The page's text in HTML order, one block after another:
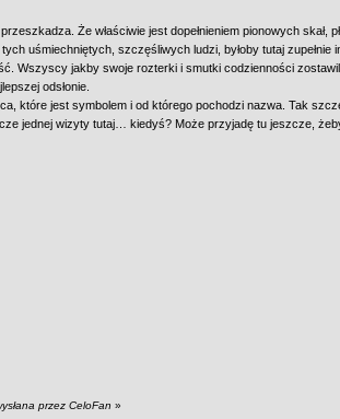
Że właściwie jest dopełnieniem pionowych skał,
uśmiechniętych, szczęśliwych ludzi, byłoby tutaj
Wszyscy jakby swoje rozterki i smutki codzienności
odsłonie.
które jest symbolem i od którego pochodzi nazwa. Tak
jednej wizyty tutaj… kiedyś? Może przyjadę tu jeszcze,
przez CeloFan »